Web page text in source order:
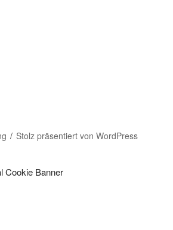
Stolz präsentiert von WordPress
Cookie Banner